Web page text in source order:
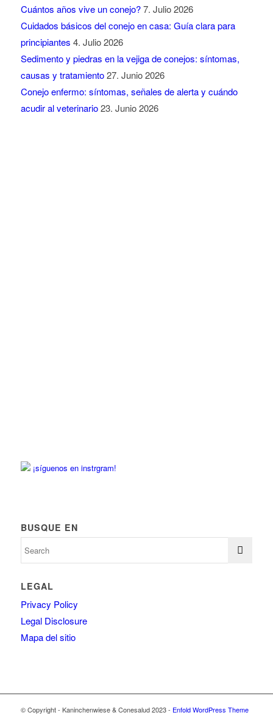
Cuántos años vive un conejo? 7. Julio 2026
Cuidados básicos del conejo en casa: Guía clara para
principiantes 4. Julio 2026
Sedimento y piedras en la vejiga de conejos: síntomas,
causas y tratamiento 27. Junio 2026
Conejo enfermo: síntomas, señales de alerta y cuándo
acudir al veterinario 23. Junio 2026
¡síguenos en instrgram!
BUSQUE EN
LEGAL
Privacy Policy
Legal Disclosure
Mapa del sitio
© Copyright - Kaninchenwiese & Conesalud 2023 - Enfold WordPress Theme